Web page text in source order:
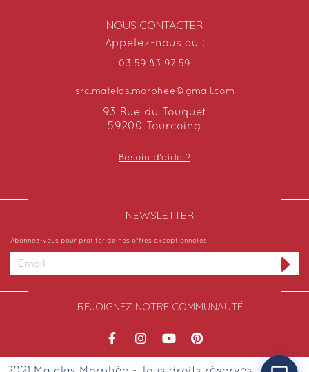
NOUS CONTACTER
Appelez-nous au :
03 59 83 97 59
src.matelas.morphee@gmail.com
93 Rue du Touquet
59200 Tourcoing
Besoin d'aide ?
NEWSLETTER​
Abonnez-vous pour profiter de nos offres exceptionnelles
REJOIGNEZ NOTRE COMMUNAUTÉ